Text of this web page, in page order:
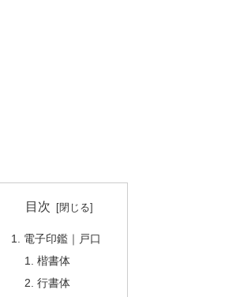
目次
電子印鑑｜戸口
楷書体
行書体